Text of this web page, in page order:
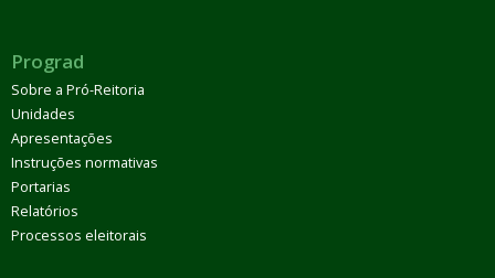
Prograd
Sobre a Pró-Reitoria
Unidades
Apresentações
Instruções normativas
Portarias
Relatórios
Processos eleitorais